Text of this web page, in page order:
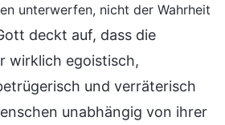
unterwerfen, nicht der Wahrheit
deckt auf, dass die
wirklich egoistisch,
und verräterisch
unabhängig von ihrer